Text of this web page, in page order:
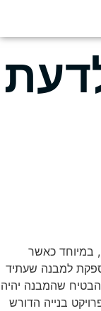
במיוחד כאשר
למבנה שעתיד
שהמבנה יהיה
בנייה הדורש